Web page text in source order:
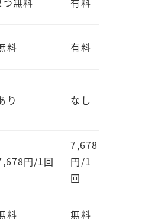
料 有料
り なし
円/1回
7,678
円/1
回
料 無料